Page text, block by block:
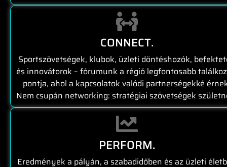
CONNECT.
Sportszövetségek, klubok, üzleti döntéshozók,
és innovátorok – fórumunk a régió legfontosabb
pontja, ahol a kapcsolatok valódi partnerségekké
Nem csupán networking: stratégiai szövetségek
PERFORM.
Eredmények a pályán, a szabadidőben és az üzleti